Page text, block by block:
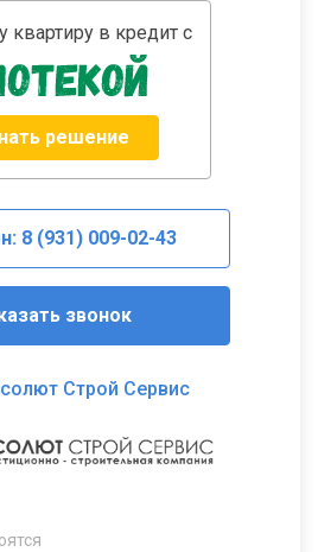
квартиру в кредит с
решение
8 (931) 009-02-43
звонок
Строй Сервис